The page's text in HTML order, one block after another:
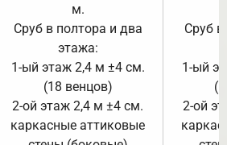
м.
Сруб в полтора и два
этажа:
1-ый этаж 2,4 м ±4 см.
(18 венцов)
2-ой этаж 2,4 м ±4 см.
каркасные аттиковые
Сруб
1-ый
2-ой